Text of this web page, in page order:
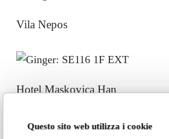
Questo sito web utilizza i cookie
Vila Nepos
Hotel Maskovica Han